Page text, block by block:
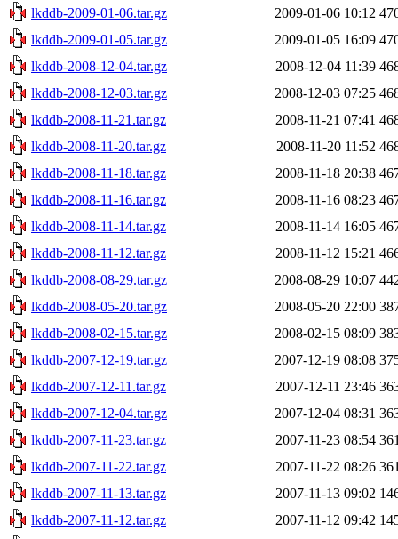
lkddb-2009-01-06.tar.gz
2009-01-06 10:12
lkddb-2009-01-05.tar.gz
2009-01-05 16:09
lkddb-2008-12-04.tar.gz
2008-12-04 11:39
lkddb-2008-12-03.tar.gz
2008-12-03 07:25
lkddb-2008-11-21.tar.gz
2008-11-21 07:41
lkddb-2008-11-20.tar.gz
2008-11-20 11:52
lkddb-2008-11-18.tar.gz
2008-11-18 20:38
lkddb-2008-11-16.tar.gz
2008-11-16 08:23
lkddb-2008-11-14.tar.gz
2008-11-14 16:05
lkddb-2008-11-12.tar.gz
2008-11-12 15:21
lkddb-2008-08-29.tar.gz
2008-08-29 10:07
lkddb-2008-05-20.tar.gz
2008-05-20 22:00
lkddb-2008-02-15.tar.gz
2008-02-15 08:09
lkddb-2007-12-19.tar.gz
2007-12-19 08:08
lkddb-2007-12-11.tar.gz
2007-12-11 23:46
lkddb-2007-12-04.tar.gz
2007-12-04 08:31
lkddb-2007-11-23.tar.gz
2007-11-23 08:54
lkddb-2007-11-22.tar.gz
2007-11-22 08:26
lkddb-2007-11-13.tar.gz
2007-11-13 09:02
lkddb-2007-11-12.tar.gz
2007-11-12 09:42